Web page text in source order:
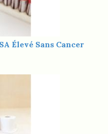
Élevé Sans Cancer